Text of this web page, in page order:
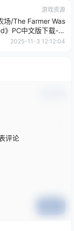
游戏资源
场/The Farmer Was
》PC中文版下载-含
Build.20588319
2025-11-3 12:12:04
评论